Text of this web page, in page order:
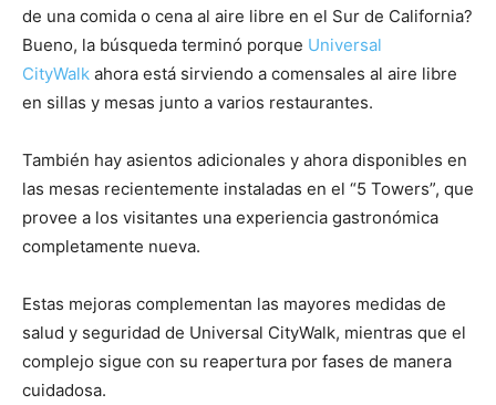
de una comida o cena al aire libre en el Sur de California?
Bueno, la búsqueda terminó porque Universal
CityWalk ahora está sirviendo a comensales al aire libre
en sillas y mesas junto a varios restaurantes.
También hay asientos adicionales y ahora disponibles en
las mesas recientemente instaladas en el “5 Towers”, que
provee a los visitantes una experiencia gastronómica
completamente nueva.
Estas mejoras complementan las mayores medidas de
salud y seguridad de Universal CityWalk, mientras que el
complejo sigue con su reapertura por fases de manera
cuidadosa.